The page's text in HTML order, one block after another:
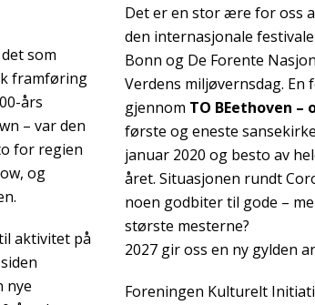
som
framføring
års
– var den
for regien
og
aktivitet på
nye
Det er en stor ære for oss
den internasjonale
Bonn og De Forente
Verdens miljøvernsdag.
gjennom TO BEethoven –
første og eneste
januar 2020 og besto av
året. Situasjonen rundt
noen godbiter til gode –
største mesterne?
2027 gir oss en ny gylden
Foreningen Kulturelt